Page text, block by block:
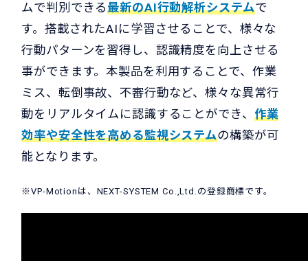
ムで判別できる最新のAI行動解析システムで
す。搭載されたAIに学習させることで、様々な
行動パターンを習得し、認識精度を向上させる
事ができます。本製品を利用することで、作業
ミス、転倒事故、不審行動など、様々な異常行
動をリアルタイムに認識することができ、 作業
効率や安全性を高める監視システムの構築が可
能となります。
※VP-Motionは、NEXT-SYSTEM Co.,Ltd.の登録商標です。